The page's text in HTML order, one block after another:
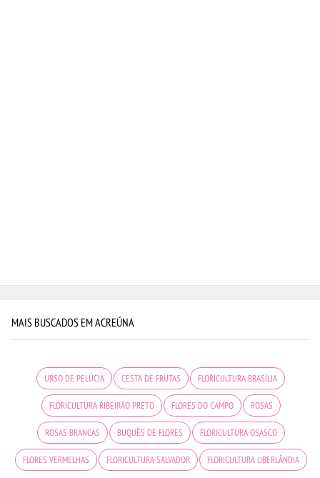
MAIS BUSCADOS EM ACREÚNA
URSO DE PELÚCIA CESTA DE FRUTAS FLORICULTURA BRASÍLIA
FLORICULTURA RIBEIRÃO PRETO FLORES DO CAMPO ROSAS
ROSAS BRANCAS BUQUÊS DE FLORES FLORICULTURA OSASCO
FLORES VERMELHAS FLORICULTURA SALVADOR FLORICULTURA UBERLÂNDIA